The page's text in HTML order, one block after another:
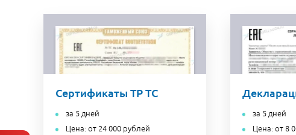
Сертификаты ТР ТС
за 5 дней
Цена: от 24 000 рублей
за 5 дней
Цена: от 8